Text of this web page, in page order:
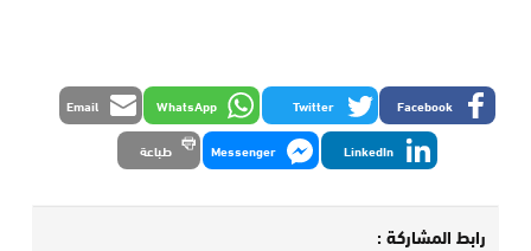
Facebook
Twitter
WhatsApp
Email
LinkedIn
Messenger طباعة
رابط المشاركة :